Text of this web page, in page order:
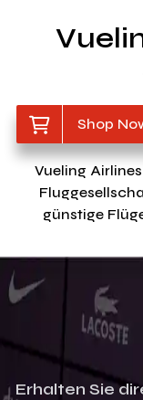
Shop
Vueling
günstige
Erhalten Sie